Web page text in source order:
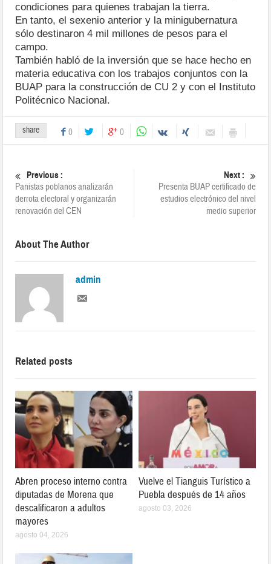
condiciones para quienes trabajan la tierra.
En tanto, el sexenio anterior y la minigubernatura
sólo destinaron 4 mil millones de pesos para el
campo.
También habló de la inversión que se hace hecho en
materia educativa con los trabajos conjuntos con la
BUAP para la construcción de CU 2 y con el Instituto
Politécnico Nacional.
share 0 0
Previous :
Panistas poblanos analizarán
derrota electoral y organizarán
renovación del CEN
Next :
Presenta BUAP certificado de
estudios electrónico del nivel
medio superior
About The Author
admin
Related posts
Abren proceso interno contra
diputadas de Morena que
descalificaron a adultos
mayores
agosto 04, 2026
Vuelve el Tianguis Turístico a
Puebla después de 14 años
agosto 03, 2026